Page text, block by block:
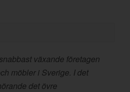
växande företagen
möbler i Sverige. I det
det övre